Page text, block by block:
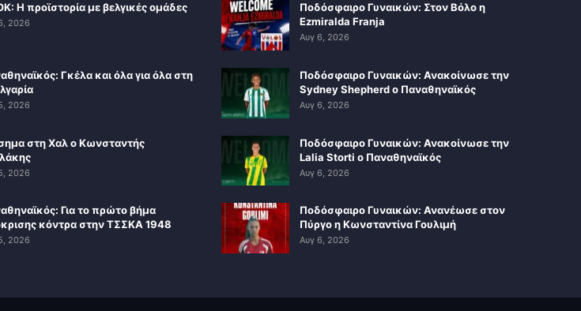
Η προϊστορία με βελγικές ομάδες
2026
Γκέλα και όλα για όλα στη
2026
στη Χαλ ο Κωνσταντής
2026
Για το πρώτο βήμα
κόντρα στην ΤΣΣΚΑ 1948
2026
Ποδόσφαιρο Γυναικών: Στον Βόλο η
Ezmiralda Franja
Αυγ 6, 2026
Ποδόσφαιρο Γυναικών: Ανακοίνωσε την
Sydney Shepherd ο Παναθηναϊκός
Αυγ 6, 2026
Ποδόσφαιρο Γυναικών: Ανακοίνωσε την
Lalia Storti ο Παναθηναϊκός
Αυγ 6, 2026
Ποδόσφαιρο Γυναικών: Ανανέωσε στον
Πύργο η Κωνσταντίνα Γουλιμή
Αυγ 6, 2026